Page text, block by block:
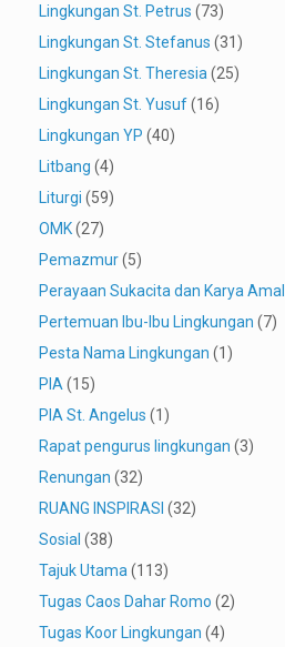
Lingkungan St. Petrus (73)
Lingkungan St. Stefanus (31)
Lingkungan St. Theresia (25)
Lingkungan St. Yusuf(16)
Lingkungan YP (40)
Litbang (4)
Liturgi (59)
OMK(27)
Pemazmur(5)
Perayaan Sukacita dan Karya Amal
Pertemuan Ibu-Ibu Lingkungan (7)
Pesta Nama Lingkungan (1)
PIA (15)
PIA St. Angelus (1)
Rapat pengurus lingkungan (3)
Renungan (32)
RUANG INSPIRASI (32)
Sosial (38)
Tajuk Utama (113)
Tugas Caos Dahar Romo (2)
Tugas Koor Lingkungan (4)